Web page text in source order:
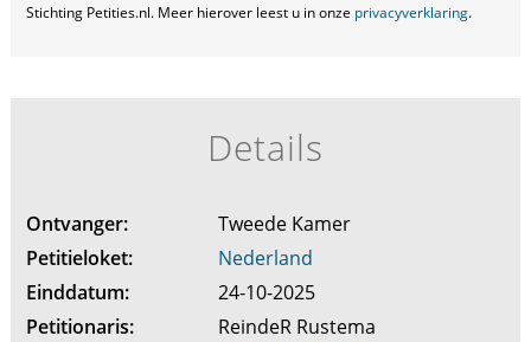
Stichting Petities.nl. Meer hierover leest u in onze privacyverklaring.
Details
Ontvanger:
Tweede Kamer
Petitieloket:
Nederland
Einddatum:
24-10-2025
Petitionaris:
ReindeR Rustema